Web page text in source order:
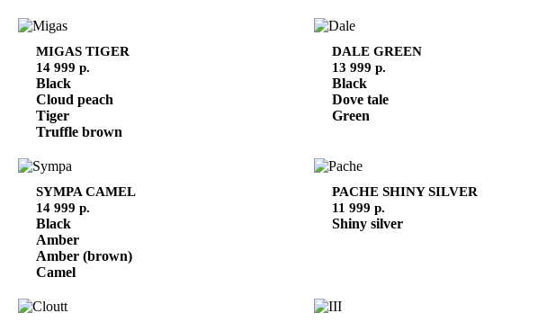
MIGAS TIGER
14 999 р.
Black
Cloud peach
Tiger
Truffle brown
DALE GREEN
13 999 р.
Black
Dove tale
Green
SYMPA CAMEL
14 999 р.
Black
Amber
Amber (brown)
Camel
PACHE SHINY SILVER
11 999 р.
Shiny silver